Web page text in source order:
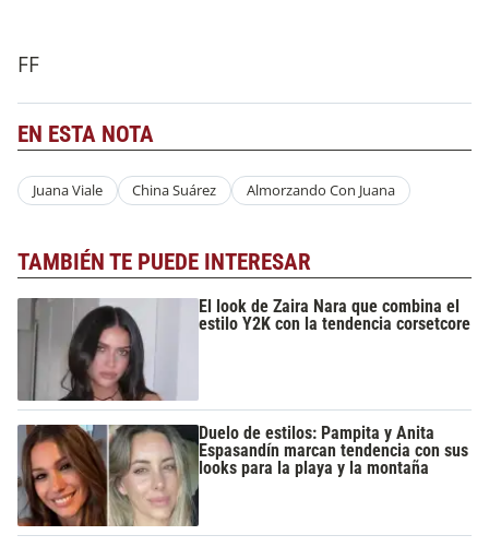
FF
EN ESTA NOTA
Juana Viale China Suárez Almorzando Con Juana
TAMBIÉN TE PUEDE INTERESAR
El look de Zaira Nara que combina el
estilo Y2K con la tendencia corsetcore
Duelo de estilos: Pampita y Anita
Espasandín marcan tendencia con sus
looks para la playa y la montaña